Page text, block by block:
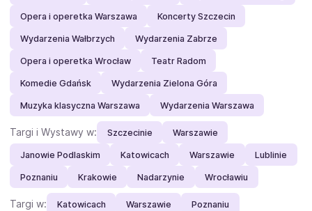
Opera i operetka Warszawa Koncerty Szczecin
Wydarzenia Wałbrzych Wydarzenia Zabrze
Opera i operetka Wrocław Teatr Radom
Komedie Gdańsk Wydarzenia Zielona Góra
Muzyka klasyczna Warszawa Wydarzenia Warszawa
Targi i Wystawy w: Szczecinie Warszawie
Janowie Podlaskim Katowicach Warszawie Lublinie
Poznaniu Krakowie Nadarzynie Wrocławiu
Targi w: Katowicach Warszawie Poznaniu